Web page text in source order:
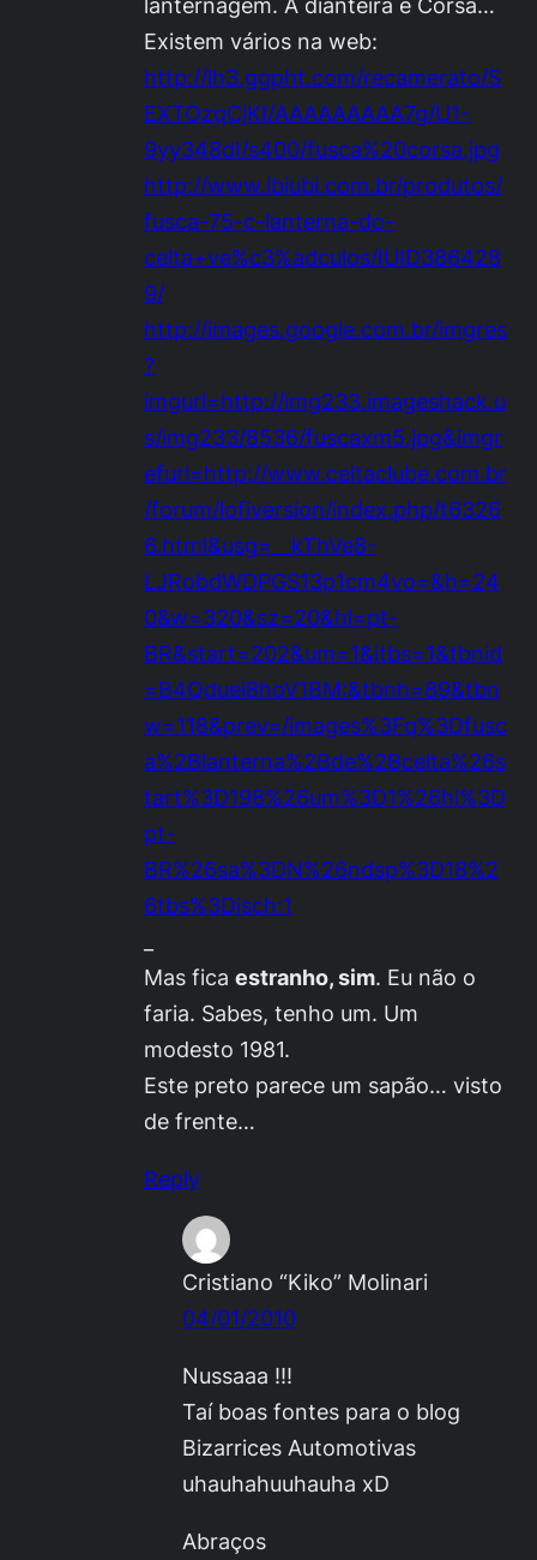
Existem vários na web:
http://lh3.ggpht.com/recamerato/S
EXTOzqCjKI/AAAAAAAAA7g/U1-
9yy348dI/s400/fusca%20corsa.jpg
http://www.ibiubi.com.br/produtos/
fusca-75-c-lanterna-do-
celta+ve%c3%adculos/IUID386428
9/
http://images.google.com.br/imgres
?
imgurl=http://img233.imageshack.u
s/img233/8536/fuscaxm5.jpg&imgr
efurl=http://www.celtaclube.com.br
/forum/lofiversion/index.php/t6326
6.html&usg=__kThVe8-
LJRobdWDPGS13p1cm4vo=&h=24
0&w=320&sz=20&hl=pt-
BR&start=202&um=1&itbs=1&tbnid
=B4Qduei8hoV1BM:&tbnh=89&tbn
w=118&prev=/images%3Fq%3Dfusc
a%2Blanterna%2Bde%2Bcelta%26s
tart%3D198%26um%3D1%26hl%3D
pt-
BR%26sa%3DN%26ndsp%3D18%2
6tbs%3Disch:1
Mas fica estranho, sim. Eu não o
faria. Sabes, tenho um. Um
modesto 1981.
Este preto parece um sapão… visto
de frente…
Reply
Cristiano “Kiko” Molinari
04/01/2010
Nussaaa !!!
Taí boas fontes para o blog
Bizarrices Automotivas
uhauhahuuhauha xD
Abraços